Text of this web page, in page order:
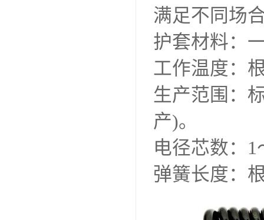
满足不同场
护套材料：
工作温度：
生产范围：
产)。
电径芯数：
弹簧长度：